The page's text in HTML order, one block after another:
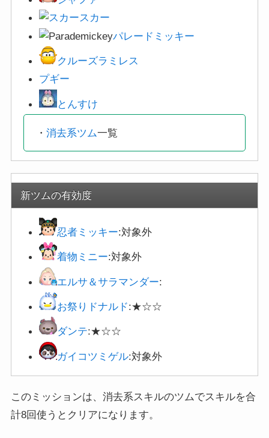
スカー
パレードミッキー
クルーズラミレス
プギー
とんすけ
・ 消去系ツム一覧
新ツムの有効度
忍者ミッキー:対象外
着物ミニー:対象外
エルサ＆サラマンダー:
お祭りドナルド:★☆☆
ダンテ:★☆☆
ガイコツミゲル:対象外
このミッションは、消去系スキルのツムでスキルを合
計8回使うとクリアになります。